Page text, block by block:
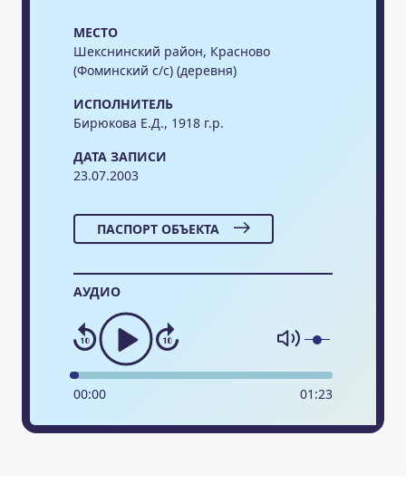
МЕСТО
Шекснинский район, Красново
(Фоминский с/с) (деревня)
ИСПОЛНИТЕЛЬ
Бирюкова Е.Д., 1918 г.р.
ДАТА ЗАПИСИ
23.07.2003
ПАСПОРТ ОБЪЕКТА
АУДИО
00:00 01 :23